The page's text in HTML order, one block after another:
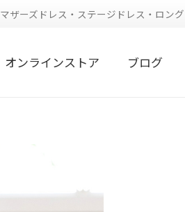
マザーズドレス・ステージドレス・ロン
オンラインストア ブログ